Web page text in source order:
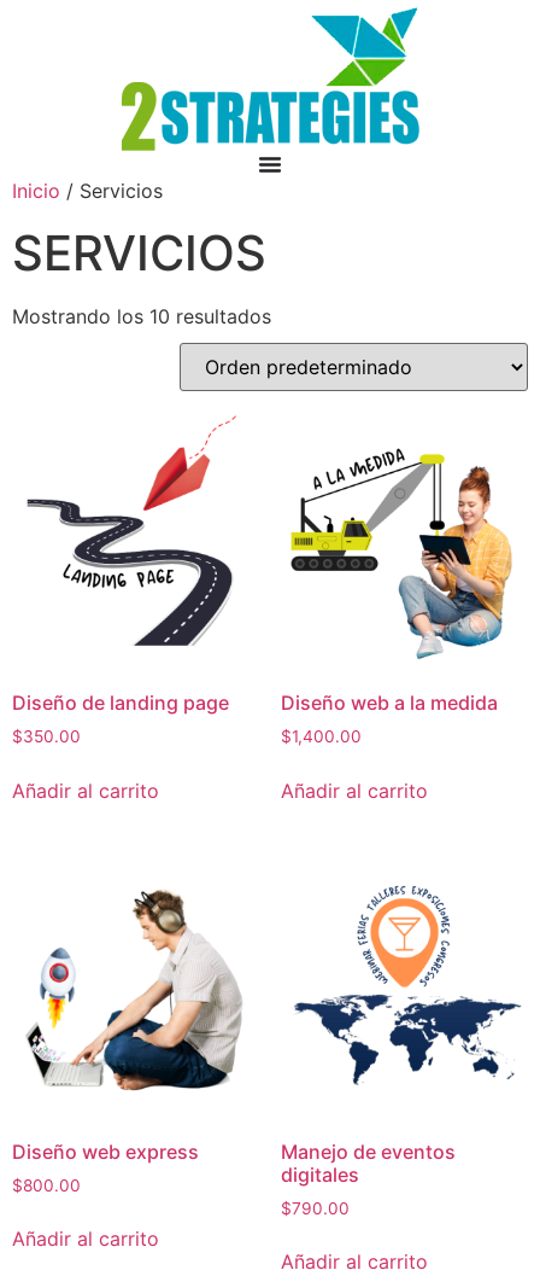
Inicio / Servicios
SERVICIOS
Mostrando los 10 resultados
Diseño de landing page
$350.00
Añadir al carrito
Diseño web a la medida
$1,400.00
Añadir al carrito
Diseño web express
$800.00
Añadir al carrito
Manejo de eventos
digitales
$790.00
Añadir al carrito